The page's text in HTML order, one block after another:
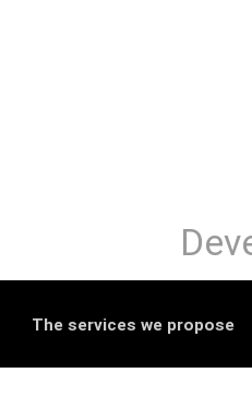
The services we propose